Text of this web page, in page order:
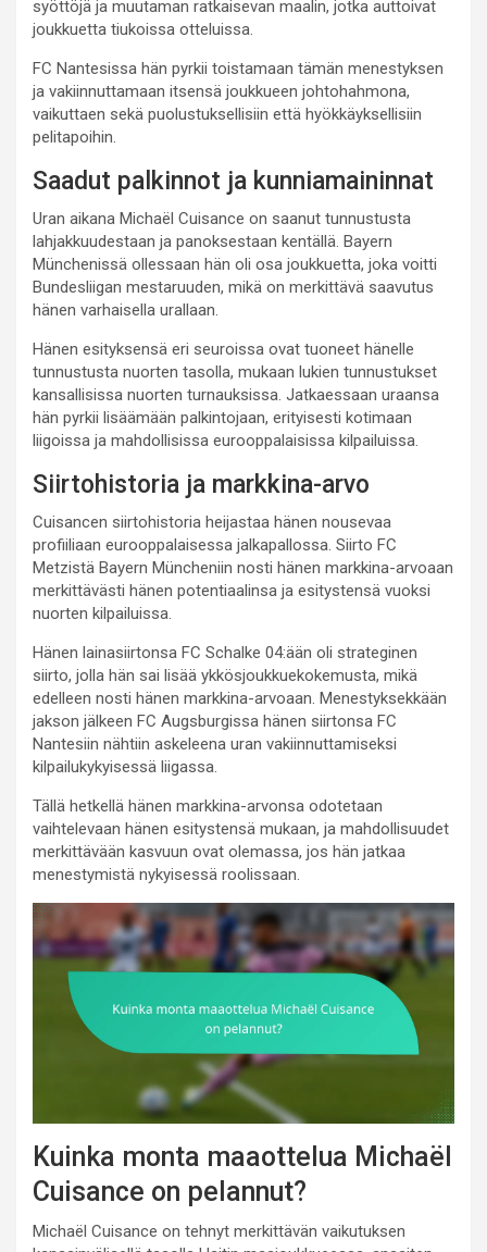
syöttöjä ja muutaman ratkaisevan maalin, jotka auttoivat
joukkuetta tiukoissa otteluissa.
FC Nantesissa hän pyrkii toistamaan tämän menestyksen
ja vakiinnuttamaan itsensä joukkueen johtohahmona,
vaikuttaen sekä puolustuksellisiin että hyökkäyksellisiin
pelitapoihin.
Saadut palkinnot ja kunniamaininnat
Uran aikana Michaël Cuisance on saanut tunnustusta
lahjakkuudestaan ja panoksestaan kentällä. Bayern
Münchenissä ollessaan hän oli osa joukkuetta, joka voitti
Bundesliigan mestaruuden, mikä on merkittävä saavutus
hänen varhaisella urallaan.
Hänen esityksensä eri seuroissa ovat tuoneet hänelle
tunnustusta nuorten tasolla, mukaan lukien tunnustukset
kansallisissa nuorten turnauksissa. Jatkaessaan uraansa
hän pyrkii lisäämään palkintojaan, erityisesti kotimaan
liigoissa ja mahdollisissa eurooppalaisissa kilpailuissa.
Siirtohistoria ja markkina-arvo
Cuisancen siirtohistoria heijastaa hänen nousevaa
profiiliaan eurooppalaisessa jalkapallossa. Siirto FC
Metzistä Bayern Müncheniin nosti hänen markkina-arvoaan
merkittävästi hänen potentiaalinsa ja esitystensä vuoksi
nuorten kilpailuissa.
Hänen lainasiirtonsa FC Schalke 04:ään oli strateginen
siirto, jolla hän sai lisää ykkösjoukkuekokemusta, mikä
edelleen nosti hänen markkina-arvoaan. Menestyksekkään
jakson jälkeen FC Augsburgissa hänen siirtonsa FC
Nantesiin nähtiin askeleena uran vakiinnuttamiseksi
kilpailukykyisessä liigassa.
Tällä hetkellä hänen markkina-arvonsa odotetaan
vaihtelevaan hänen esitystensä mukaan, ja mahdollisuudet
merkittävään kasvuun ovat olemassa, jos hän jatkaa
menestymistä nykyisessä roolissaan.
Kuinka monta maaottelua Michaël
Cuisance on pelannut?
Michaël Cuisance on tehnyt merkittävän vaikutuksen